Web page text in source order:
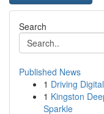
Search
Published News
1 Driving
1 Kingston
Sparkle